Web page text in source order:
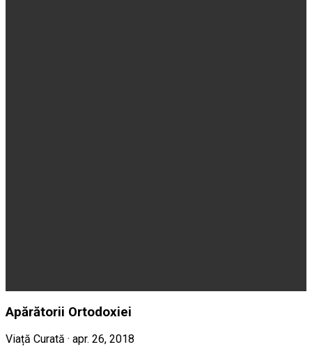
Apărătorii Ortodoxiei
Viață Curată · apr. 26, 2018